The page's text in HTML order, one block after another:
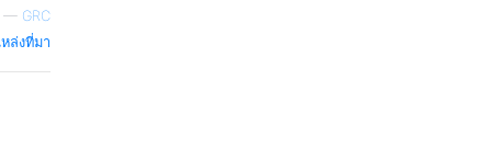
— GRC
ล่งที่มา